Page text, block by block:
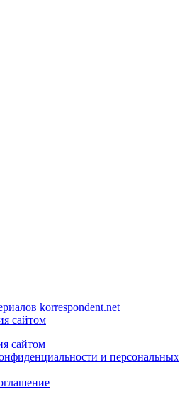
korrespondent.net
сайтом
сайтом
и персональных